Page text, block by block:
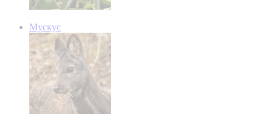
Мускус